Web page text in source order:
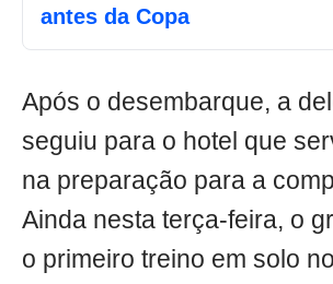
antes da Copa
Após o desembarque, a
seguiu para o hotel que
na preparação para a
Ainda nesta terça-feira, o
o primeiro treino em solo